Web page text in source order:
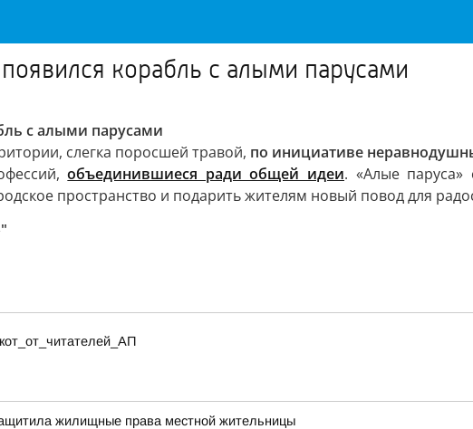
корабль с алыми парусами
с алыми парусами
слегка поросшей травой, по инициативе
объединившиеся ради общей идеи. «Алые паруса»
пространство и подарить жителям новый повод для
жилищные права местной жительницы